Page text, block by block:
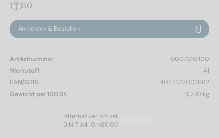
50
Anmelden & Bestellen
Artikelnummer
0007210 100
Werkstoff
A1
EAN/GTIN
4043377002662
Gewicht per 100 St.
6,270 kg
Alternativer Artikel:
DIN 7 A4 10m6X100